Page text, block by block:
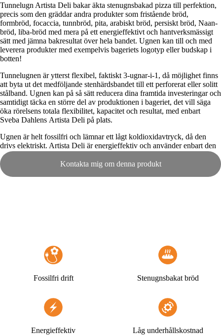
Tunnelugn Artista Deli bakar äkta stenugnsbakad pizza till perfektion,
precis som den gräddar andra produkter som fristående bröd,
formbröd, focaccia, tunnbröd, pita, arabiskt bröd, persiskt bröd, Naan-
bröd, liba-bröd med mera på ett energieffektivt och hantverksmässigt
sätt med jämna bakresultat över hela bandet. Ugnen kan till och med
leverera produkter med exempelvis bageriets logotyp eller budskap i
botten!
Tunnelugnen är ytterst flexibel, faktiskt 3-ugnar-i-1, då möjlighet finns
att byta ut det medföljande stenhärdsbandet till ett perforerat eller solitt
stålband. Ugnen kan på så sätt reducera dina framtida investeringar och
samtidigt täcka en större del av produktionen i bageriet, det vill säga
öka rörelsens totala flexibilitet, kapacitet och resultat, med enbart
Sveba Dahlens Artista Deli på plats.
Ugnen är helt fossilfri och lämnar ett lågt koldioxi­davtryck, då den
drivs elektriskt. Artista Deli är energieffektiv och använder enbart den
energi som verkligen behövs under aktiv baktid.Den tillverkas av
robusta materialval i Sveba Dahlens fabriker i Fristad, Sverige och dess
modulära system minimerar också spill vid tillverkningen.
alltid blir konsekvent gräddad med exakt det resultat du ställt in. Varje
Tunnelugnen Artista Deli erbjuder hög bakkapacitet på liten yta samt
ugnen går att anpassa efter er verksamhets behov. Den elektriska
tunnelugnen erbjuder snabb bakning med låg energiförbrukning och
Kontakta mig om denna produkt
Fossilfri drift Stenugnsbakat bröd
Energieffektiv Låg underhållskostnad